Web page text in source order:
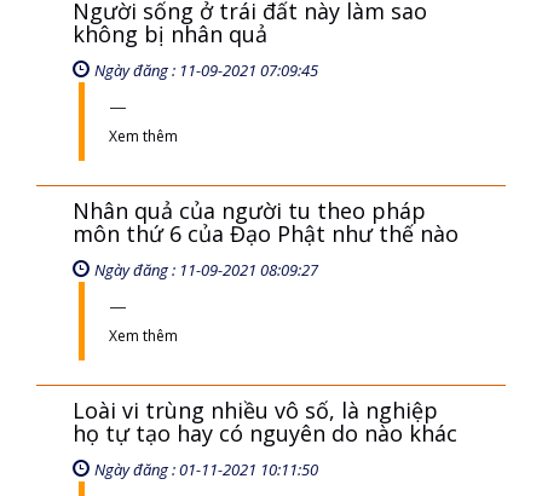
Người sống ở trái đất này làm sao
không bị nhân quả
Ngày đăng : 11-09-2021 07:09:45
Xem thêm
Nhân quả của người tu theo pháp
môn thứ 6 của Đạo Phật như thế nào
Ngày đăng : 11-09-2021 08:09:27
Xem thêm
Loài vi trùng nhiều vô số, là nghiệp
họ tự tạo hay có nguyên do nào khác
Ngày đăng : 01-11-2021 10:11:50